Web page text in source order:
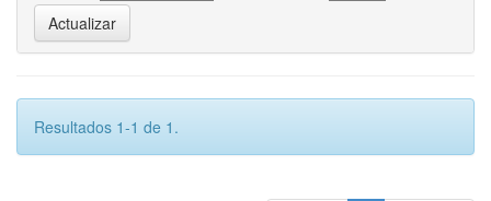
Resultados 1-1 de 1.